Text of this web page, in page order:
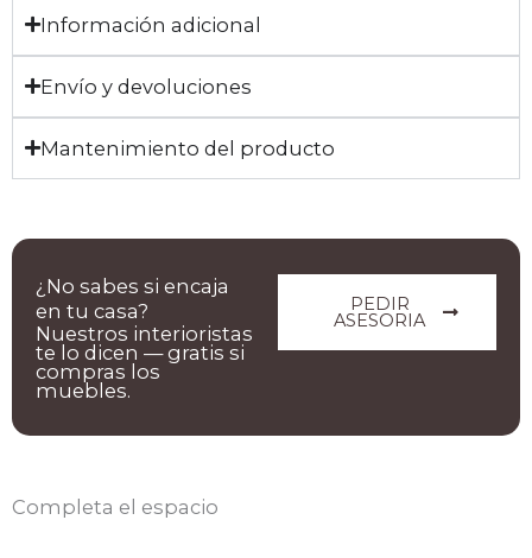
Información adicional
Envío y devoluciones
Mantenimiento del producto
PEDIR
ASESORIA
¿No sabes si encaja
en tu casa?
Nuestros interioristas
te lo dicen — gratis si
compras los
muebles.
Completa el espacio